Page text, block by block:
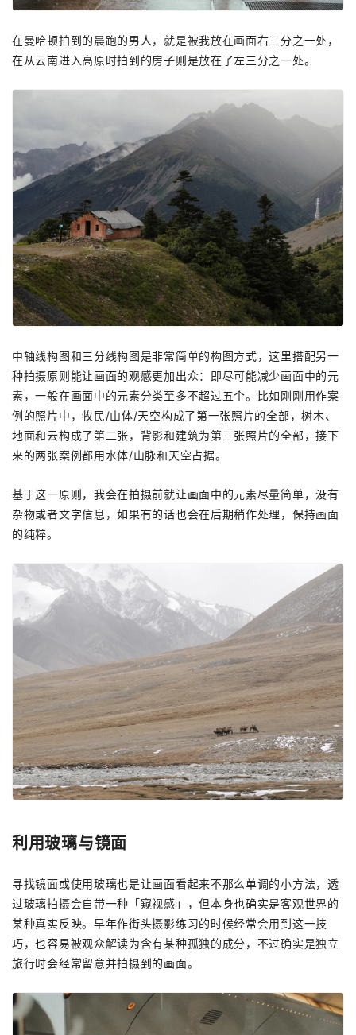
在曼哈顿拍到的晨跑的男人，就是被我放在画面右三分之一处，
在从云南进入高原时拍到的房子则是放在了左三分之一处。
中轴线构图和三分线构图是非常简单的构图方式，这里搭配另一
种拍摄原则能让画面的观感更加出众：即尽可能减少画面中的元
素，一般在画面中的元素分类至多不超过五个。比如刚刚用作案
例的照片中，牧民/山体/天空构成了第一张照片的全部，树木、
地面和云构成了第二张，背影和建筑为第三张照片的全部，接下
来的两张案例都用水体/山脉和天空占据。
基于这一原则，我会在拍摄前就让画面中的元素尽量简单，没有
杂物或者文字信息，如果有的话也会在后期稍作处理，保持画面
的纯粹。
利用玻璃与镜面
寻找镜面或使用玻璃也是让画面看起来不那么单调的小方法，透
过玻璃拍摄会自带一种「窥视感」，但本身也确实是客观世界的
某种真实反映。早年作街头摄影练习的时候经常会用到这一技
巧，也容易被观众解读为含有某种孤独的成分，不过确实是独立
旅行时会经常留意并拍摄到的画面。